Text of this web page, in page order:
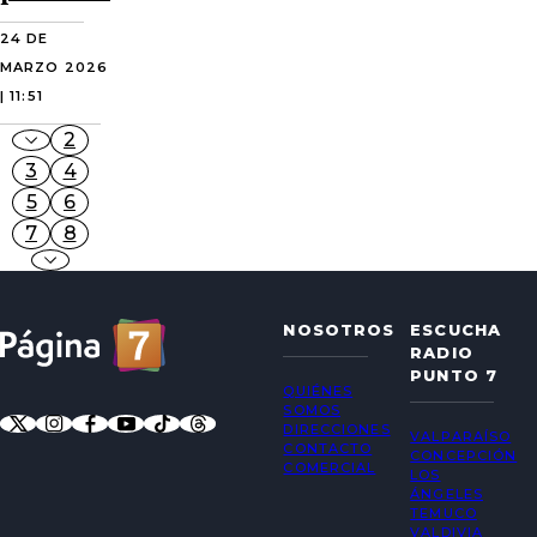
24 DE
MARZO 2026
| 11:51
2
3
4
5
6
7
8
NOSOTROS
QUIÉNES
SOMOS
DIRECCIONES
CONTACTO
COMERCIAL
ESCUCHA
RADIO
PUNTO 7
VALPARAÍSO
CONCEPCIÓN
LOS
ÁNGELES
TEMUCO
VALDIVIA